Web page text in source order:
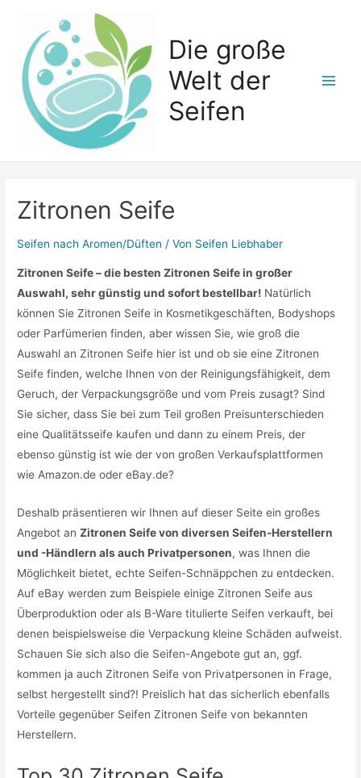
springen
Die große
Welt der
Seifen
Zitronen Seife
Seifen nach Aromen/Düften / Von Seifen Liebhaber
Zitronen Seife – die besten Zitronen Seife in großer
Auswahl, sehr günstig und sofort bestellbar! Natürlich
können Sie Zitronen Seife in Kosmetikgeschäften, Bodyshops
oder Parfümerien finden, aber wissen Sie, wie groß die
Auswahl an Zitronen Seife hier ist und ob sie eine Zitronen
Seife finden, welche Ihnen von der Reinigungsfähigkeit, dem
Geruch, der Verpackungsgröße und vom Preis zusagt? Sind
Sie sicher, dass Sie bei zum Teil großen Preisunterschieden
eine Qualitätsseife kaufen und dann zu einem Preis, der
ebenso günstig ist wie der von großen Verkaufsplattformen
wie Amazon.de oder eBay.de?
Deshalb präsentieren wir Ihnen auf dieser Seite ein großes
Angebot anZitronen Seife von diversen Seifen-Herstellern
und -Händlern als auch Privatpersonen, was Ihnen die
Möglichkeit bietet, echte Seifen-Schnäppchen zu entdecken.
Auf eBay werden zum Beispiele einige Zitronen Seife aus
Überproduktion oder als B-Ware titulierte Seifen verkauft, bei
denen beispielsweise die Verpackung kleine Schäden aufweist.
Schauen Sie sich also die Seifen-Angebote gut an, ggf.
kommen ja auch Zitronen Seife von Privatpersonen in Frage,
selbst hergestellt sind?! Preislich hat das sicherlich ebenfalls
Vorteile gegenüber Seifen Zitronen Seife von bekannten
Herstellern.